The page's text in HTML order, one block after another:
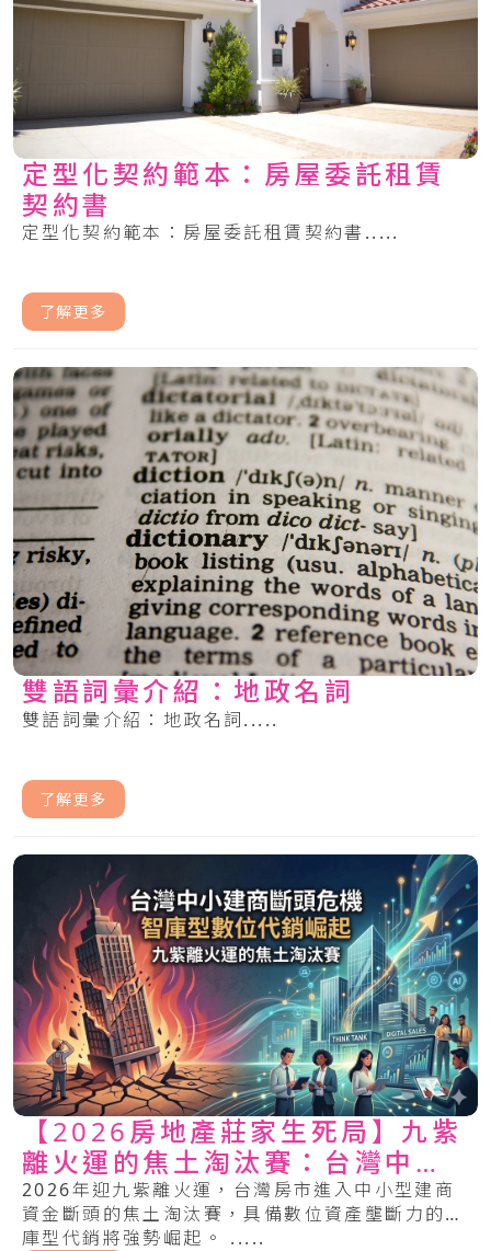
定型化契約範本：房屋委託租賃
契約書
定型化契約範本：房屋委託租賃契約書.....
了解更多
雙語詞彙介紹：地政名詞
雙語詞彙介紹：地政名詞.....
了解更多
【2026房地產莊家生死局】九紫
離火運的焦土淘汰賽：台灣中小
型建商斷頭危機與「智庫型數位
代銷」的崛起
2026年迎九紫離火運，台灣房市進入中小型建商
資金斷頭的焦土淘汰賽，具備數位資產壟斷力的智
庫型代銷將強勢崛起。 .....